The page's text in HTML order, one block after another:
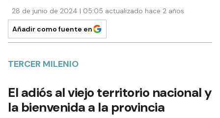
28 de junio de 2024 | 05:05 actualizado hace 2 años
Añadir como fuente en
TERCER MILENIO
El adiós al viejo territorio nacional y
la bienvenida a la provincia